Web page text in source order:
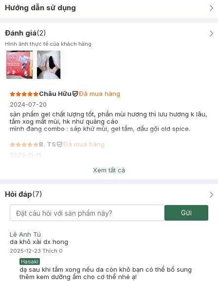
Hướng dẫn sử dụng
Đánh giá(2)
Hình ảnh thực tế của khách hàng
Châu Hữu
Đã mua hàng
2024-07-20
sản phẩm gel chất lượng tốt, phần mùi hương thì lưu hương k lâu,
tắm xog mất mùi, hk như quảng cáo
mình đang combo : sáp khử mùi, gel tắm, dầu gội old spice.
B. TS
Đã mua hàng
2023-11-11
Xem tất cả
Hỏi đáp(7)
Gửi
Lê Anh Tú
da khô xài dx hong
2025-12-23 Thích 0
Hasaki
dạ sau khi tắm xong nếu da còn khô bạn có thể bổ sung
thêm kem dưỡng ẩm cho cơ thể nhé ạ!